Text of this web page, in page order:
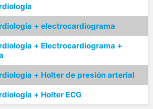
+ electrocardiograma
+ Electrocardiograma +
+ Holter de presión arterial
+ Holter ECG